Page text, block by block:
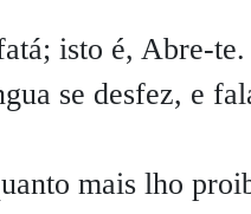
; isto é, Abre-te.
se desfez, e
mais lho